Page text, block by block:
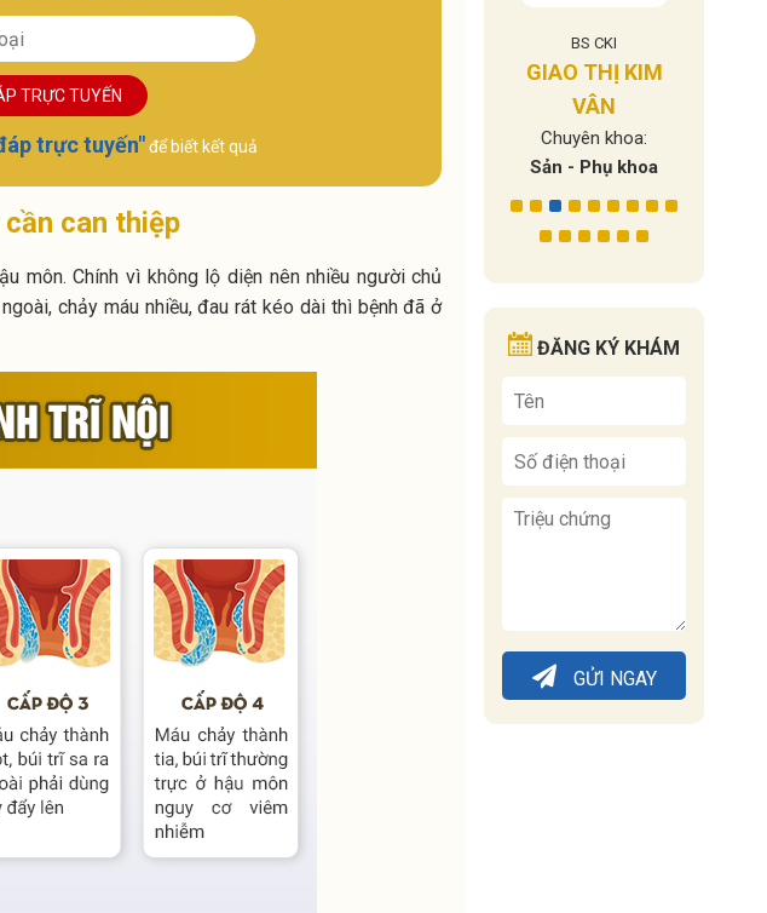
TRỰC TUYẾN
trực tuyến"để biết kết quả
can thiệp
môn. Chính vì không lộ diện nên nhiều người chủ
chảy máu nhiều, đau rát kéo dài thì bệnh đã ở
THUỐC ƯU TÚ,
BSCKII
VĂN HỐT
Tiết niệu
BÁC SĨ CKI
Sản phụ khoa
chức năng
BS CKI
GIAO THỊ KIM
VÂN
Chuyên khoa:
Sản - Phụ khoa
ĐĂNG KÝ KHÁM
GỬI NGAY